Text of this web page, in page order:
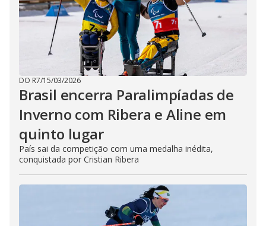
DO R7/15/03/2026
Brasil encerra Paralimpíadas de
Inverno com Ribera e Aline em
quinto lugar
País sai da competição com uma medalha inédita,
conquistada por Cristian Ribera